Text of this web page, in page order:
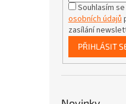
Souhlasím se
osobních údajů
zasílání
PŘIHLÁSIT